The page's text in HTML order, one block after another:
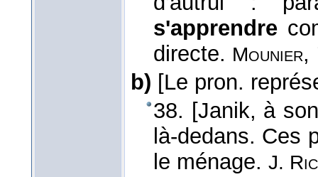
s'apprendre
directe. Mounier,
b) [Le pron.
38. [Janik, à
là-dedans. Ces
le ménage. J.